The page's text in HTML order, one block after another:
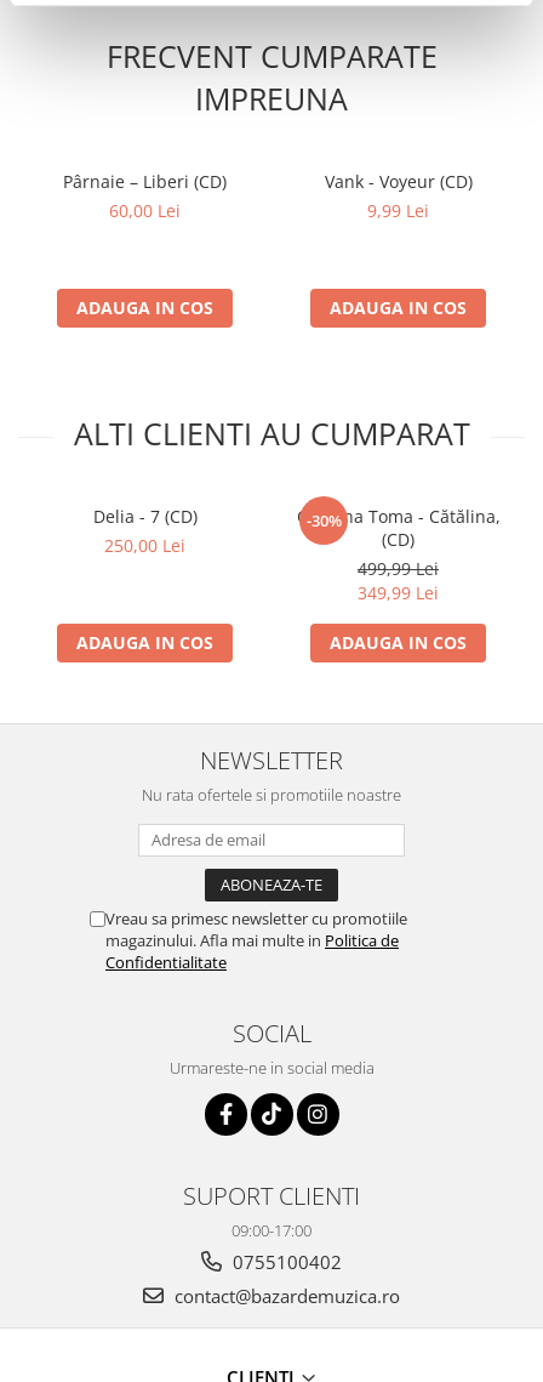
FRECVENT CUMPARATE
IMPREUNA
Pârnaie – Liberi (CD)
60,00 Lei
ADAUGA IN COS
Vank - Voyeur (CD)
9,99 Lei
ADAUGA IN COS
ALTI CLIENTI AU CUMPARAT
Delia - 7 (CD)
250,00 Lei
ADAUGA IN COS
-30%
Cătălina Toma - Cătălina,
(CD)
499,99 Lei
349,99 Lei
ADAUGA IN COS
NEWSLETTER
Nu rata ofertele si promotiile noastre
Vreau sa primesc newsletter cu promotiile
magazinului. Afla mai multe in Politica de
Confidentialitate
SOCIAL
Urmareste-ne in social media
SUPORT CLIENTI
09:00-17:00
0755100402
contact@bazardemuzica.ro
CLIENTI